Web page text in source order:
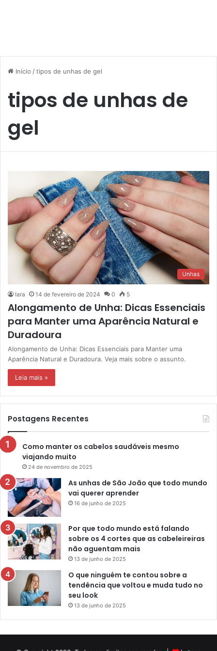
Início /tipos de unhas de gel
tipos de unhas de
gel
Unhas
Iara 14 de fevereiro de 2024 0 5
Alongamento de Unha: Dicas Essenciais
para Manter uma Aparência Natural e
Duradoura
Alongamento de Unha: Dicas Essenciais para Manter uma
Aparência Natural e Duradoura. Veja mais sobre o assunto.
Leia mais »
Postagens Recentes
Como manter os cabelos saudáveis mesmo
viajando muito
24 de novembro de 2025
As unhas de São João que todo mundo
vai querer aprender
16 de junho de 2025
Por que todo mundo está falando
sobre os 4 cortes que as cabeleireiras
não aguentam mais
13 de junho de 2025
O que ninguém te contou sobre a
tendência que voltou e muda tudo no
seu look
13 de junho de 2025